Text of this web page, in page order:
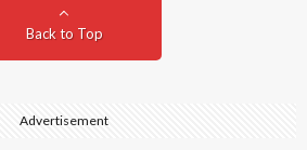
Back to Top
Advertisement